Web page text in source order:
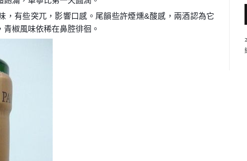
，有些突兀，影響口感。尾韻些許煙燻&酸感，兩酒認為它
椒風味依稀在鼻腔徘徊。